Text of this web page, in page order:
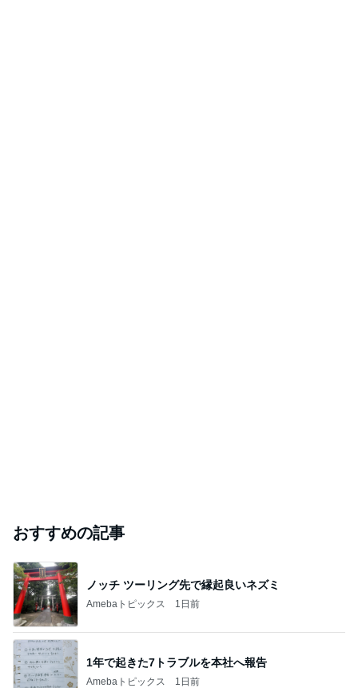
おすすめの記事
ノッチ ツーリング先で縁起良いネズミ
Amebaトピックス 1日前
1年で起きた7トラブルを本社へ報告
Amebaトピックス 1日前